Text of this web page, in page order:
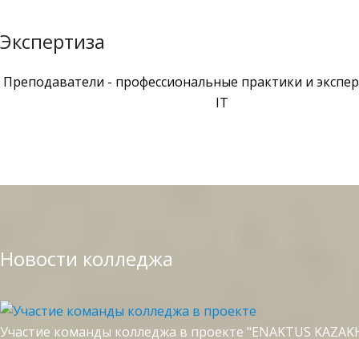
Экспертиза
Преподаватели - профессиональные практики и
IT
Новости колледжа
Участие команды колледжа в проекте "ENAKTUS